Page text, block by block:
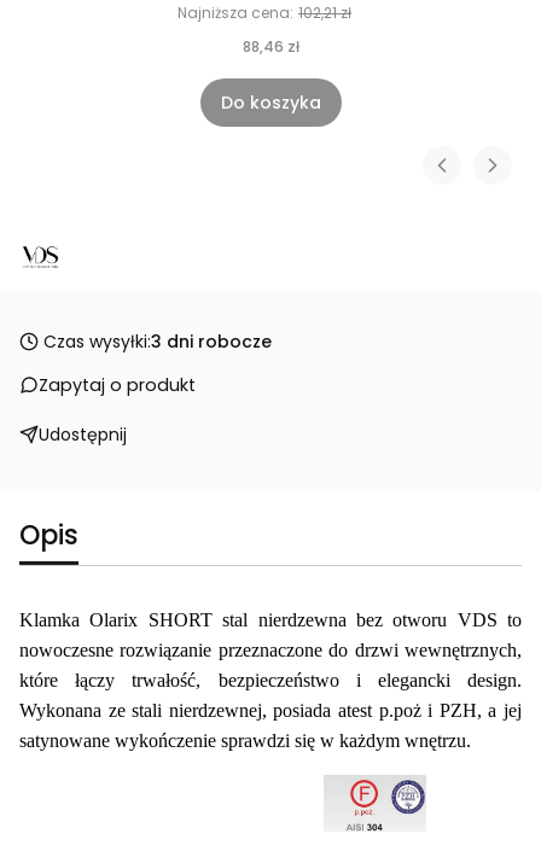
Najniższa cena: 102,21 zł
88,46 zł
Do koszyka
Czas wysyłki:3 dni robocze
Zapytaj o produkt
Udostępnij
Opis
Klamka Olarix SHORT stal nierdzewna bez otworu VDS to
nowoczesne rozwiązanie przeznaczone do drzwi wewnętrznych,
które łączy trwałość, bezpieczeństwo i elegancki design.
Wykonana ze stali nierdzewnej, posiada atest p.poż i PZH, a jej
satynowane wykończenie sprawdzi się w każdym wnętrzu.